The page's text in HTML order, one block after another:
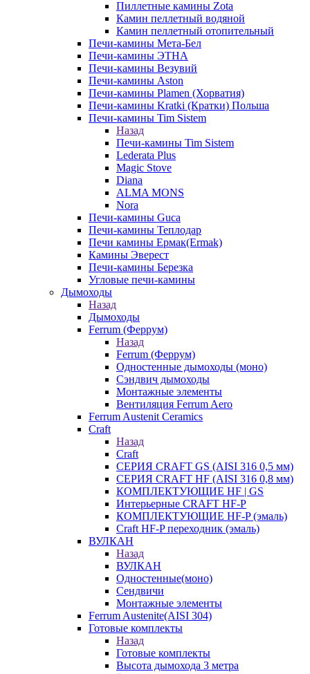
Пиллетные камины Zota
Камин пеллетный водяной
Камин пеллетный отопительный
Печи-камины Мета-Бел
Печи-камины ЭТНА
Печи-камины Везувий
Печи-камины Aston
Печи-камины Plamen (Хорватия)
Печи-камины Kratki (Кратки) Польша
Печи-камины Tim Sistem
Назад
Печи-камины Tim Sistem
Lederata Plus
Magic Stove
Diana
ALMA MONS
Nora
Печи-камины Guca
Печи-камины Теплодар
Печи камины Ермак(Ermak)
Камины Эверест
Печи-камины Березка
Угловые печи-камины
Дымоходы
Назад
Дымоходы
Ferrum (Феррум)
Назад
Ferrum (Феррум)
Одностенные дымоходы (моно)
Сэндвич дымоходы
Монтажные элементы
Вентиляция Ferrum Aero
Ferrum Austenit Ceramics
Craft
Назад
Craft
СЕРИЯ CRAFT GS (AISI 316 0,5 мм)
СЕРИЯ CRAFT HF (AISI 316 0,8 мм)
КОМПЛЕКТУЮЩИЕ HF | GS
Интерьерные CRAFT HF-P
КОМПЛЕКТУЮЩИЕ HF-P (эмаль)
Craft HF-P переходник (эмаль)
ВУЛКАН
Назад
ВУЛКАН
Одностенные(моно)
Сендвичи
Монтажные элементы
Ferrum Austenite(AISI 304)
Готовые комплекты
Назад
Готовые комплекты
Высота дымохода 3 метра